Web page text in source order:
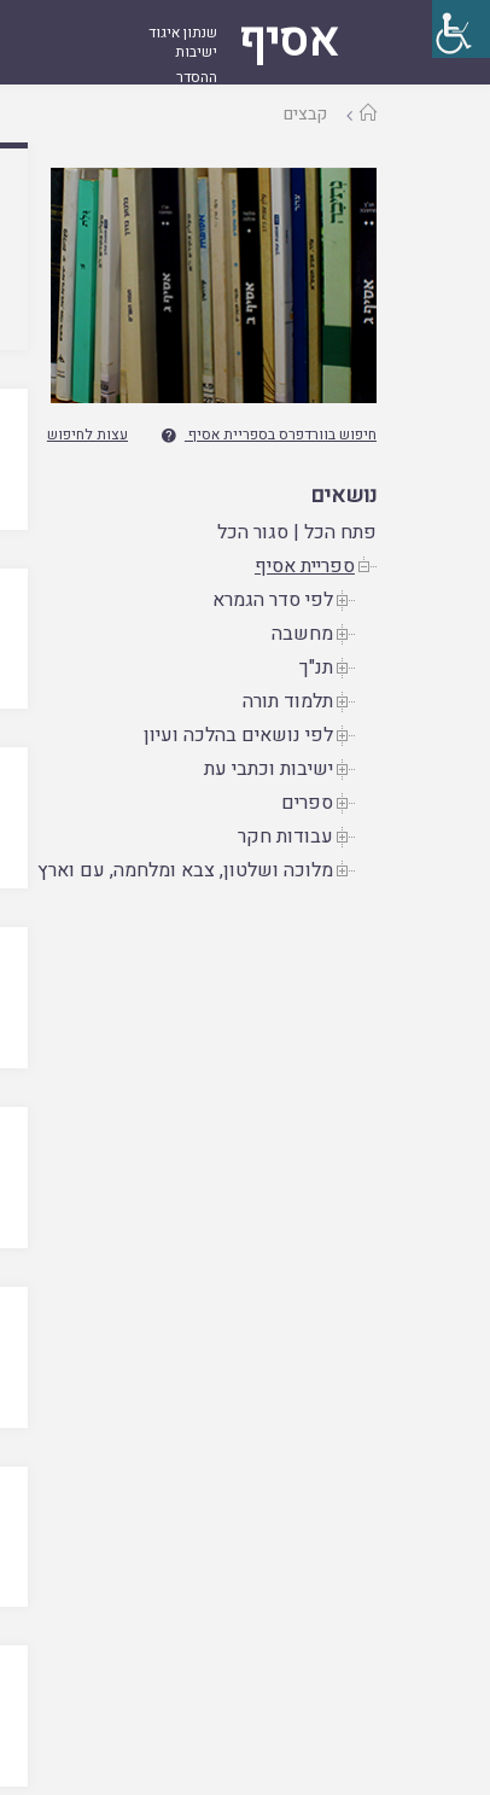
אסיף
שנתון איגוד
ישיבות
ההסדר
עמודקבצים
חיפוש בוורדפרס בספריית אסיף  עצות לחיפוש
נושאים
פתח הכל |סגור הכל
ספריית אסיף
לפי סדר הגמרא
מחשבה
תנ"ך
תלמוד תורה
לפי נושאים בהלכה ועיון
ישיבות וכתבי עת
ספרים
עבודות חקר
מלוכה ושלטון, צבא ומלחמה, עם וארץ